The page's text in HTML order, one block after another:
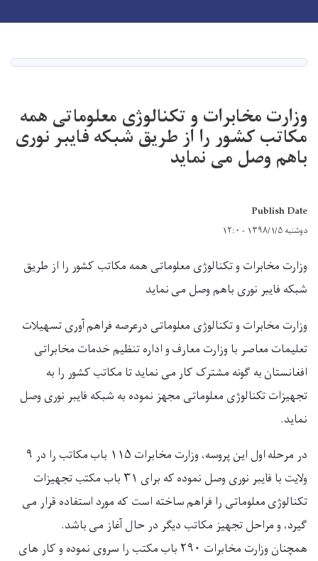
main
صفحه اصلی
وزارت مخابرات و تکنالوژی معلوماتی همه
مکاتب کشور را از طریق شبکه فایبر نوری
باهم وصل می نماید
Publish Date
دوشنبه ۱۳۹۸/۱/۵ - ۱۲:۰
وزارت مخابرات و تکنالوژی معلوماتی همه مکاتب کشور را از طریق
شبکه فایبر نوری باهم وصل می نماید
وزارت مخابرات و تکنالوژی معلوماتی درعرصه فراهم آوری تسهیلات
تعلیمات معاصر با وزارت معارف و اداره تنظیم خدمات مخابراتی
افغانستان به گونه مشترک کار می نماید تا مکاتب کشور را به
تجهیزات تکنالوژی معلوماتی مجهز نموده به شبکه فایبر نوری وصل
نماید.
در مرحله اول این پروسه، وزارت مخابرات ۱۱۵ باب مکاتب را در۹
ولايت با فایبر نوری وصل نموده که برای ۳۱ باب مکتب تجهیزات
تکنالوژی معلوماتی را فراهم ساخته است که مورد استفاده قرار می
گیرد، و مراحل تجهیز مکاتب دیگر در حال آغاز می باشد.
همچنان وزارت مخابرات ۲۹۰ باب مکتب را سروی نموده و کار های